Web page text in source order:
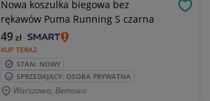
Nowa koszulka biegowa bez
rękawów Puma Running S czarna
KUP TERAZ
49zł
STAN: NOWY
SPRZEDAJĄCY: OSOBA PRYWATNA
Warszawa, Bemowo